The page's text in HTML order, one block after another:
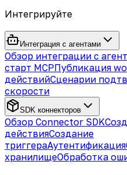
Интегрируйте
Интеграция с агентами
Обзор интеграции с
старт MCPПубликация
действийСценарии
скорости
SDK коннекторов
Обзор Connector SDK
действияСоздание
триггераАутентификация
хранилищеОбработка